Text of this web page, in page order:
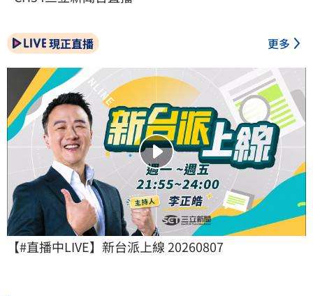
現正直播 更多
【#直播中LIVE】新台派上線 20260807